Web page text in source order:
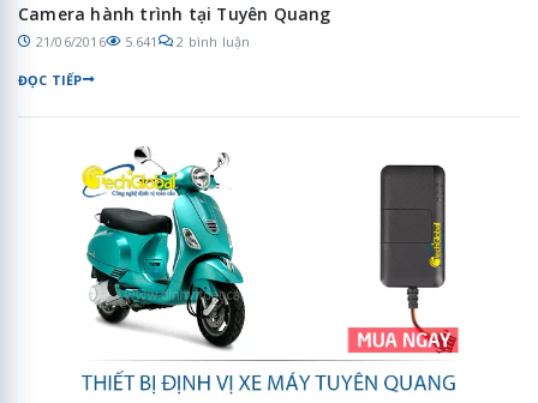
Camera hành trình tại Tuyên Quang
21/06/2016 5.641 2 bình luận
ĐỌC TIẾP